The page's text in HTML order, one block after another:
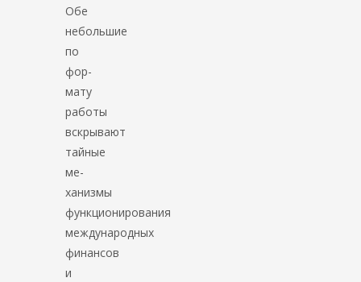
Обе
небольшие
по
фор­
мату
работы
вскрывают
тайные
ме­
ханизмы
функционирования
международных
финансов
и